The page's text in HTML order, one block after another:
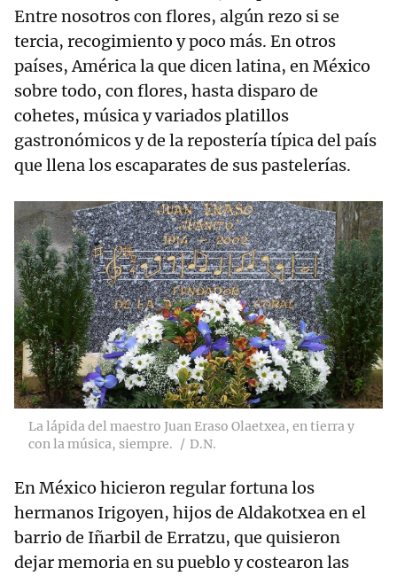
Entre nosotros con flores, algún rezo si se
tercia, recogimiento y poco más. En otros
países, América la que dicen latina, en México
sobre todo, con flores, hasta disparo de
cohetes, música y variados platillos
gastronómicos y de la repostería típica del país
que llena los escaparates de sus pastelerías.
La lápida del maestro Juan Eraso Olaetxea, en tierra y
con la música, siempre.
D.N.
En México hicieron regular fortuna los
hermanos Irigoyen, hijos de Aldakotxea en el
barrio de Iñarbil de Erratzu, que quisieron
dejar memoria en su pueblo y costearon las